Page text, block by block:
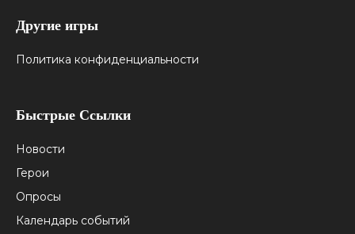
Другие игры
Политика конфиденциальности
Быстрые Ссылки
Новости
Герои
Опросы
Календарь событий